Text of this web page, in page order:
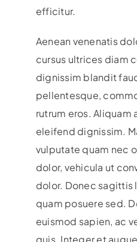
efficitur.
Aenean venenatis
cursus ultrices diam
dignissim blandit
pellentesque,
rutrum eros. Aliquam
eleifend dignissim.
vulputate quam nec
dolor, vehicula ut
dolor. Donec sagittis
quam posuere sed.
euismod sapien, ac
quis. Integer et